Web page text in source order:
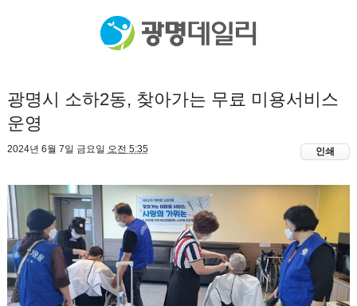
광명시 소하2동, 찾아가는 무료 미용서비스
운영
2024년 6월 7일 금요일 오전 5:35 인쇄